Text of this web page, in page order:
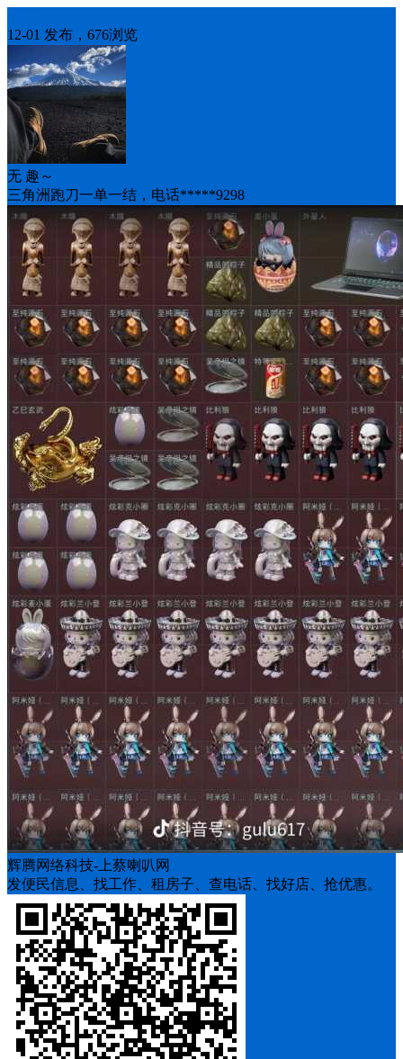
12-01 发布，676浏览
无 趣～
三角洲跑刀一单一结，电话*****9298
辉腾网络科技-上蔡喇叭网
发便民信息、找工作、租房子、查电话、找好店、抢优惠。